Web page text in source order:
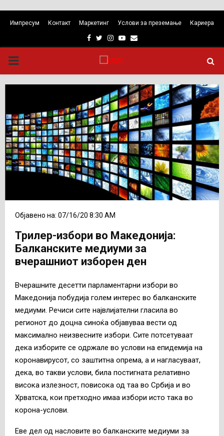
Импресум Контакт Маркетинг Услови за преземање Кариера
Facebook
TwitterInstagram
Youtube
Email
PRIMARY
MENU
Објавено на: 07/16/20 8:30 AM
Трилер-избори во Македонија:
Балканските медиуми за
вчерашниот изборен ден
Вчерашните десетти парламентарни избори во
Македонија побудија голем интерес во балканските
медиуми. Речиси сите највлијателни гласила во
регионот до доцна синоќа објавуваа вести од
максимално неизвесните избори. Сите потсетуваат
дека изборите се одржале во услови на епидемија на
коронавирусот, со заштитна опрема, а и нагласуваат,
дека, во такви услови, била постигната релативно
висока излезност, повисока од таа во Србија и во
Хрватска, кои претходно имаа избори исто така во
корона-услови.
Еве дел од насловите во балканските медиуми за